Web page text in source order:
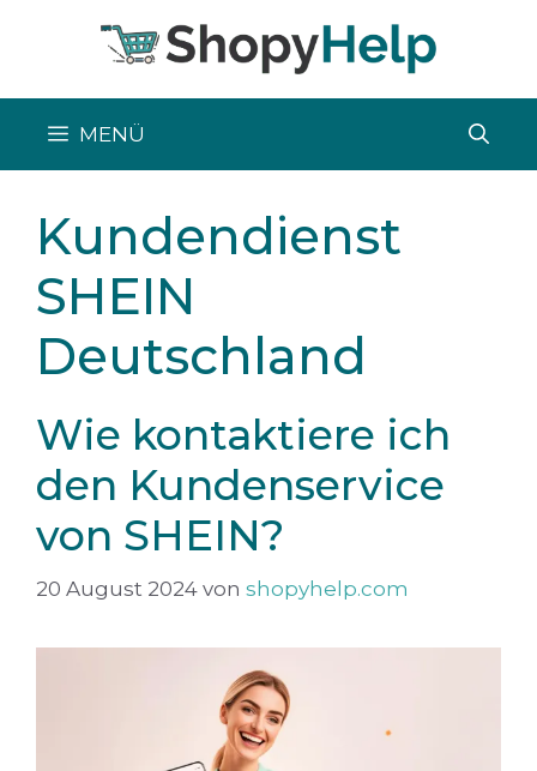
MENÜ
Kundendienst
SHEIN
Deutschland
Wie kontaktiere ich
den Kundenservice
von SHEIN?
20 August 2024 von shopyhelp.com